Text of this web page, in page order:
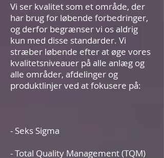
Vi ser kvalitet som et område, der
har brug for løbende forbedringer,
og derfor begrænser vi os aldrig
kun med disse standarder. Vi
stræber løbende efter at øge vores
kvalitetsniveauer på alle anlæg og
alle områder, afdelinger og
produktlinjer ved at fokusere på:
- Seks Sigma
- Total Quality Management (TQM)